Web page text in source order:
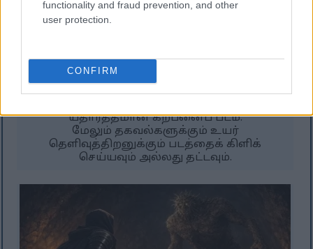
functionality and fraud prevention, and other
user protection.
CONFIRM
டார்ச் எரியும் குகையில் ஒரு உயரமான கல்
பூதத்தை எதிர்கொள்ளும் போது, ஒளிரும்
வாளைப் பிடித்துக் கொண்டிருக்கும் ஒரு
யதார்த்தமான கற்பனைப் படம்.
மேலும் தகவல்களுக்கும் உயர்
தெளிவுத்திறனுக்கும் படத்தைக் கிளிக்
செய்யவும் அல்லது தட்டவும்.